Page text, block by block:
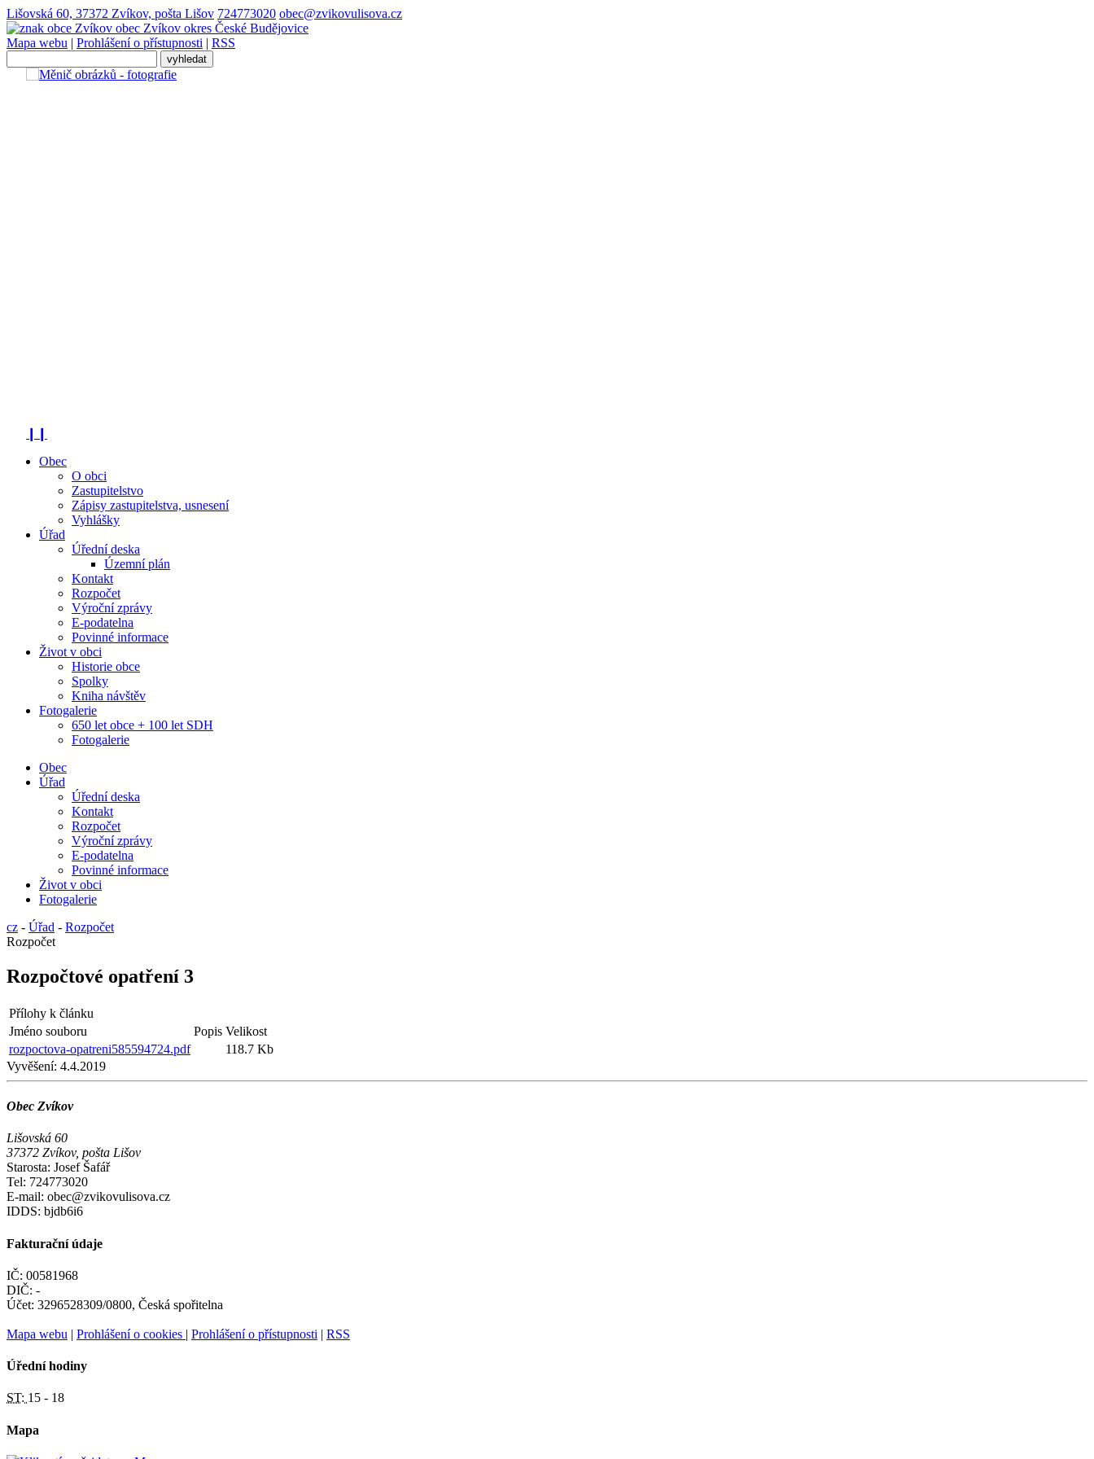
Lišovská 60, 37372 Zvíkov, pošta Lišov 724773020 obec@zvikovulisova.cz
obec Zvíkov okres České Budějovice
Mapa webu | Prohlášení o přístupnosti | RSS
Obec
O obci
Zastupitelstvo
Zápisy zastupitelstva, usnesení
Vyhlášky
Úřad
Úřední deska
Územní plán
Kontakt
Rozpočet
Výroční zprávy
E-podatelna
Povinné informace
Život v obci
Historie obce
Spolky
Kniha návštěv
Fotogalerie
650 let obce + 100 let SDH
Fotogalerie
Obec
Úřad
Úřední deska
Kontakt
Rozpočet
Výroční zprávy
E-podatelna
Povinné informace
Život v obci
Fotogalerie
cz - Úřad - Rozpočet
Rozpočet
Rozpočtové opatření 3
Přílohy k článku
Jméno souboru
Popis Velikost
rozpoctova-opatreni585594724.pdf
118.7 Kb
Vyvěšení: 4.4.2019
Obec Zvíkov
Lišovská 60
37372 Zvíkov, pošta Lišov
Starosta: Josef Šafář
Tel: 724773020
E-mail: obec@zvikovulisova.cz
IDDS: bjdb6i6
Fakturační údaje
IČ: 00581968
DIČ: -
Účet: 3296528309/0800, Česká spořitelna
Mapa webu | Prohlášení o cookies | Prohlášení o přístupnosti | RSS
Úřední hodiny
ST: 15 - 18
Mapa